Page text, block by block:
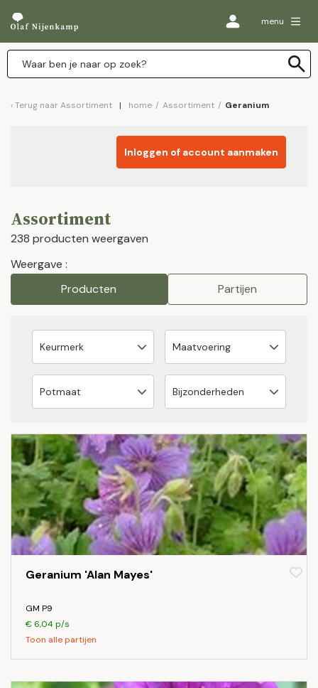
menu
Terug naar Assortiment home / Assortiment / Geranium
Inloggen of account aanmaken
Assortiment
238 producten weergaven
Weergave :
Producten
Partijen
Geranium 'Alan Mayes'
GM P9
€ 6,04 p/s
Toon alle partijen